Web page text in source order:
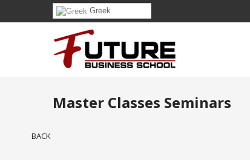
Greek
Master Classes Seminars
BACK